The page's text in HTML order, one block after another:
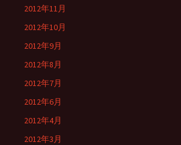
2012年11月
2012年10月
2012年9月
2012年8月
2012年7月
2012年6月
2012年4月
2012年3月